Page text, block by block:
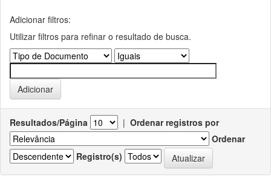
Adicionar filtros:
Utilizar filtros para refinar o resultado de busca.
Resultados/Página | Ordenar registros por
Ordenar
Registro(s)